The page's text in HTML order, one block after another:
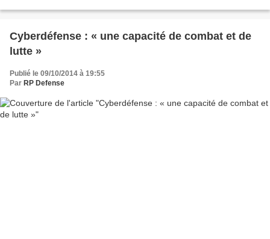
Cyberdéfense : « une capacité de combat et de
lutte »
Publié le 09/10/2014 à 19:55
Par RP Defense